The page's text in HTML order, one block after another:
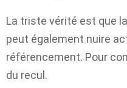
La triste vérité est que
peut également nuire
référencement. Pour
du recul.